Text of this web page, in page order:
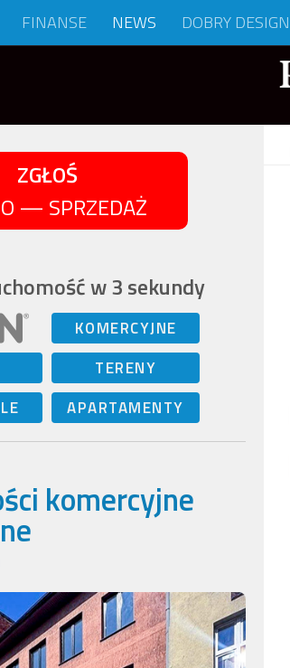
FINANSE NEWS DOBRY DESIGN
ZGŁOŚ
— SPRZEDAŻ
w 3 sekundy
KOMERCYJNE
TERENY
APARTAMENTY
komercyjne